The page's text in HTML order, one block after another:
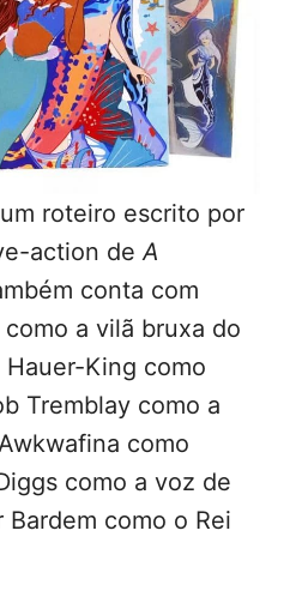
roteiro escrito por
action deA
conta com
a vilã bruxa do
King como
Tremblay como a
como
como a voz de
como o Rei